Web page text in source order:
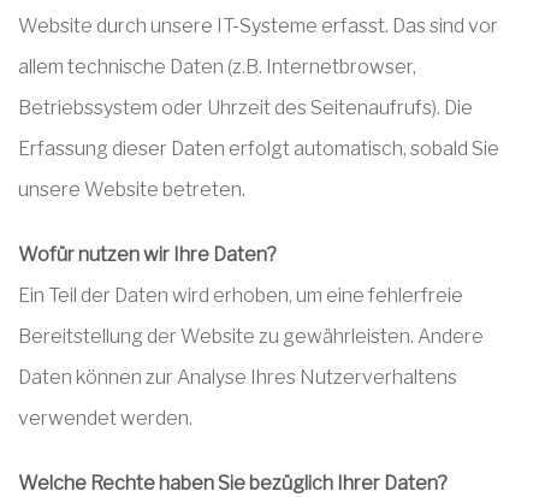
Website durch unsere IT-Systeme erfasst. Das sind vor
allem technische Daten (z.B. Internetbrowser,
Betriebssystem oder Uhrzeit des Seitenaufrufs). Die
Erfassung dieser Daten erfolgt automatisch, sobald Sie
unsere Website betreten.
Wofür nutzen wir Ihre Daten?
Ein Teil der Daten wird erhoben, um eine fehlerfreie
Bereitstellung der Website zu gewährleisten. Andere
Daten können zur Analyse Ihres Nutzerverhaltens
verwendet werden.
Welche Rechte haben Sie bezüglich Ihrer Daten?